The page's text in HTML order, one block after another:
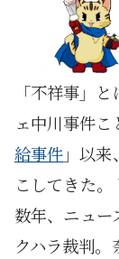
「不祥事」
ェ中川事件こ
給事件」以来、
こしてきた
数年、ニュー
クハラ裁判